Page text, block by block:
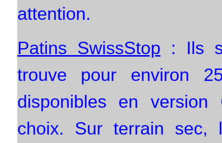
attention.
Patins SwissStop : Ils
trouve pour environ
disponibles en version
choix. Sur terrain sec,